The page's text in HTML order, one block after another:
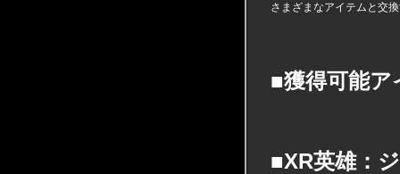
さまざまなアイテムと交
■獲得可能ア
■XR英雄：